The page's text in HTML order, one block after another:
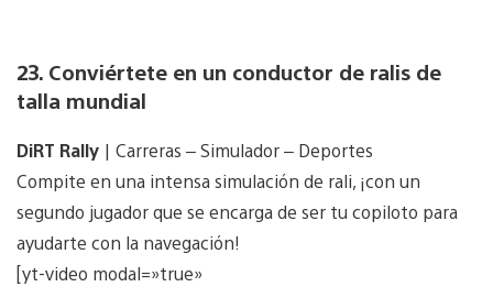
23. Conviértete en un conductor de ralis de
talla mundial
DiRT Rally | Carreras – Simulador – Deportes
Compite en una intensa simulación de rali, ¡con un
segundo jugador que se encarga de ser tu copiloto para
ayudarte con la navegación!
[yt-video modal=»true»